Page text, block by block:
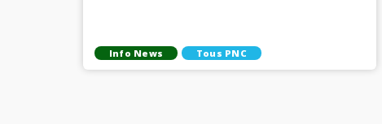
Info News Tous PNC